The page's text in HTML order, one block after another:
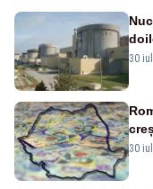
30
30